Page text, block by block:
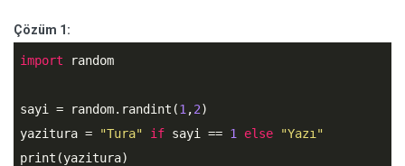
Çözüm 1:
import random
sayi = random.randint(1 ,2)
yazitura =
"Tura" if sayi == 1 else
"Yazı"
print(yazitura)